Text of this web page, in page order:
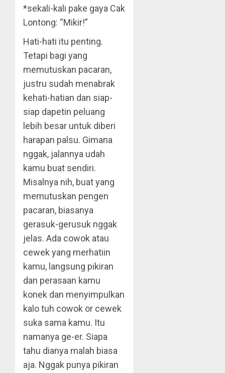
*sekali-kali pake gaya Cak
Lontong: “Mikir!”
Hati-hati itu penting.
Tetapi bagi yang
memutuskan pacaran,
justru sudah menabrak
kehati-hatian dan siap-
siap dapetin peluang
lebih besar untuk diberi
harapan palsu. Gimana
nggak, jalannya udah
kamu buat sendiri.
Misalnya nih, buat yang
memutuskan pengen
pacaran, biasanya
gerasuk-gerusuk nggak
jelas. Ada cowok atau
cewek yang merhatiin
kamu, langsung pikiran
dan perasaan kamu
konek dan menyimpulkan
kalo tuh cowok or cewek
suka sama kamu. Itu
namanya ge-er. Siapa
tahu dianya malah biasa
aja. Nggak punya pikiran